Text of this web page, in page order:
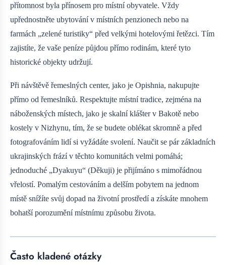
přítomnost byla přínosem pro místní obyvatele. Vždy
upřednostněte ubytování v místních penzionech nebo na
farmách „zelené turistiky“ před velkými hotelovými řetězci. Tím
zajistíte, že vaše peníze půjdou přímo rodinám, které tyto
historické objekty udržují.
Při návštěvě řemeslných center, jako je Opishnia, nakupujte
přímo od řemeslníků. Respektujte místní tradice, zejména na
náboženských místech, jako je skalní klášter v Bakotě nebo
kostely v Nizhynu, tím, že se budete oblékat skromně a před
fotografováním lidí si vyžádáte svolení. Naučit se pár základních
ukrajinských frází v těchto komunitách velmi pomáhá;
jednoduché „Dyakuyu“ (Děkuji) je přijímáno s mimořádnou
vřelostí. Pomalým cestováním a delším pobytem na jednom
místě snížíte svůj dopad na životní prostředí a získáte mnohem
bohatší porozumění místnímu způsobu života.
Často kladené otázky